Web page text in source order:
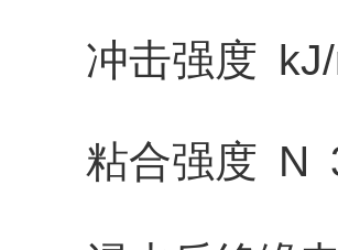
冲击强度 kJ/
粘合强度 N